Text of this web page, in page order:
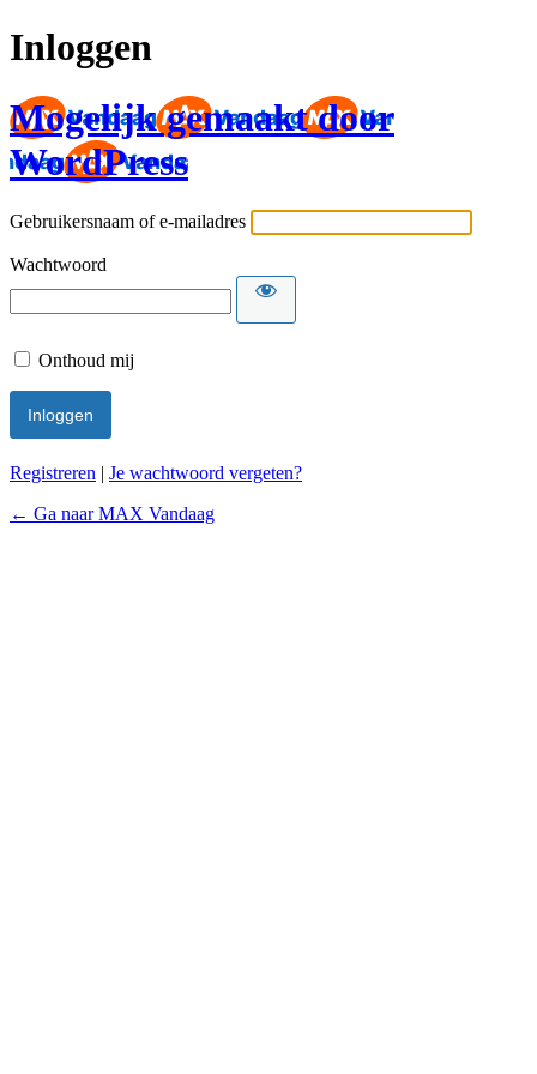
Inloggen
Mogelijk gemaakt door
WordPress
Gebruikersnaam of e-mailadres
Wachtwoord
Onthoud mij
Registreren | Je wachtwoord vergeten?
← Ga naar MAX Vandaag